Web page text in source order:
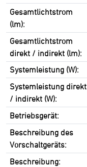
Gesamtlichtstrom
(lm):
Gesamtlichtstrom
direkt / indirekt (lm):
Systemleistung (W):
Systemleistung direkt
/ indirekt (W):
Betriebsgerät:
Beschreibung des
Vorschaltgeräts:
Beschreibung: